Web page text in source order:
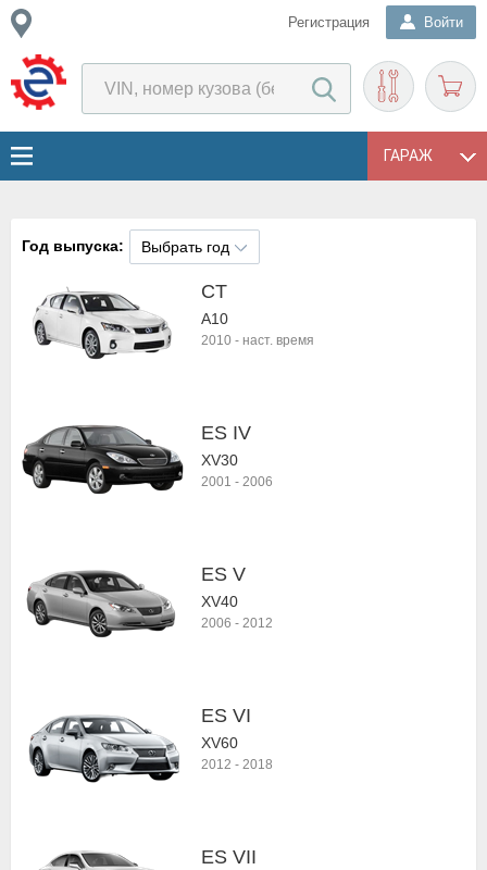
Регистрация Войти
ГАРАЖ
Год выпуска: Выбрать год
CT
A10
2010 - наст. время
ES IV
XV30
2001 - 2006
ES V
XV40
2006 - 2012
ES VI
XV60
2012 - 2018
ES VII